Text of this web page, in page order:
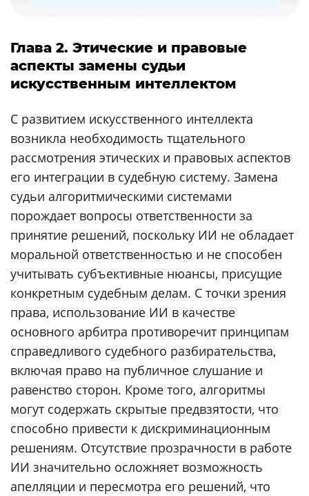
Глава 2. Этические и правовые
аспекты замены судьи
искусственным интеллектом
С развитием искусственного интеллекта
возникла необходимость тщательного
рассмотрения этических и правовых аспектов
его интеграции в судебную систему. Замена
судьи алгоритмическими системами
порождает вопросы ответственности за
принятие решений, поскольку ИИ не обладает
моральной ответственностью и не способен
учитывать субъективные нюансы, присущие
конкретным судебным делам. С точки зрения
права, использование ИИ в качестве
основного арбитра противоречит принципам
справедливого судебного разбирательства,
включая право на публичное слушание и
равенство сторон. Кроме того, алгоритмы
могут содержать скрытые предвзятости, что
способно привести к дискриминационным
решениям. Отсутствие прозрачности в работе
ИИ значительно осложняет возможность
апелляции и пересмотра его решений, что